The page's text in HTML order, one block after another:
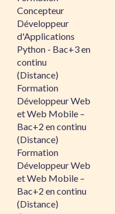
Concepteur
Développeur
d'Applications
Python - Bac+3 en
continu
(Distance)
Formation
Développeur Web
et Web Mobile –
Bac+2 en continu
(Distance)
Formation
Développeur Web
et Web Mobile –
Bac+2 en continu
(Distance)